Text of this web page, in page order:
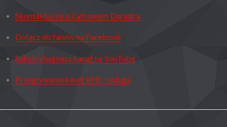
Skontaktuj się z Cyfrowym Doradcą
Dołącz do fanów na Facebook
Subskrybuj nasz kanał na YouTube
Przegrywanie kaset VHS - usługa